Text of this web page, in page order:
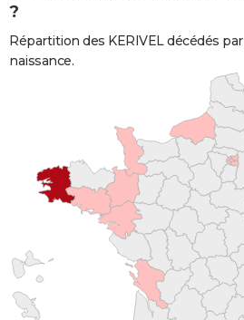
?
Répartition des KERIVEL décédés
naissance.